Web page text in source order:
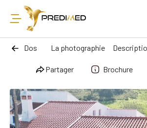
Dos La photographie
Partager Brochure